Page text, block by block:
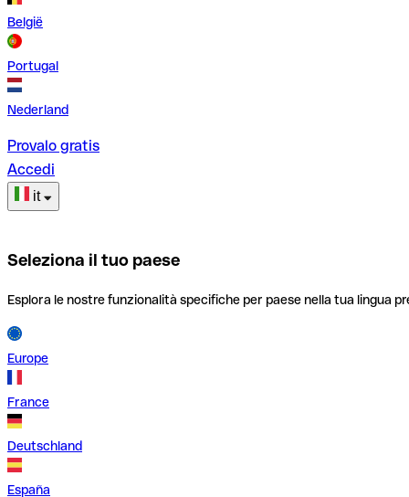
België
Portugal
Nederland
Provalo gratis
Accedi
it
Seleziona il tuo paese
Esplora le nostre funzionalità specifiche per paese nella tua lingua
Europe
France
Deutschland
España